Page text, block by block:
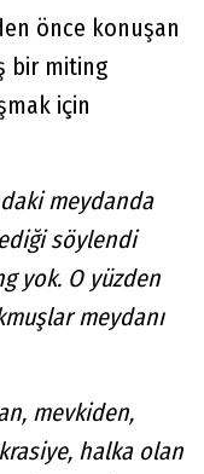
önce konuşan
bir miting
için
meydanda
söylendi
yok. O yüzden
meydanı
mevkiden,
halka olan